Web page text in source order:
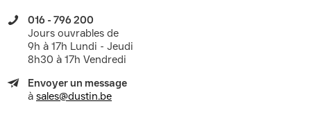
016 - 796 200
Jours ouvrables de
9h à 17h Lundi - Jeudi
8h30 à 17h Vendredi
Envoyer un message
à sales@dustin.be